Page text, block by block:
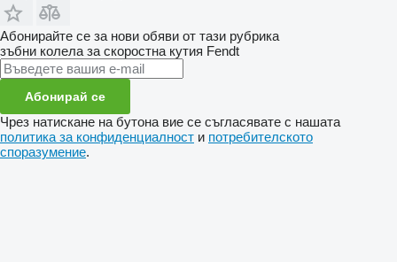
Абонирайте се за нови обяви от тази рубрика
зъбни колела за скоростна кутия Fendt
Абонирай се
Чрез натискане на бутона вие се съгласявате с нашата
политика за конфиденциалност и потребителското
споразумение.